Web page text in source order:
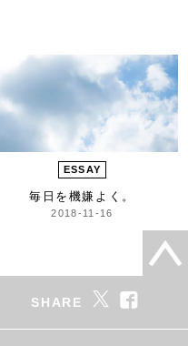
ESSAY
毎日を機嫌よく。
2018-11-16
SHARE